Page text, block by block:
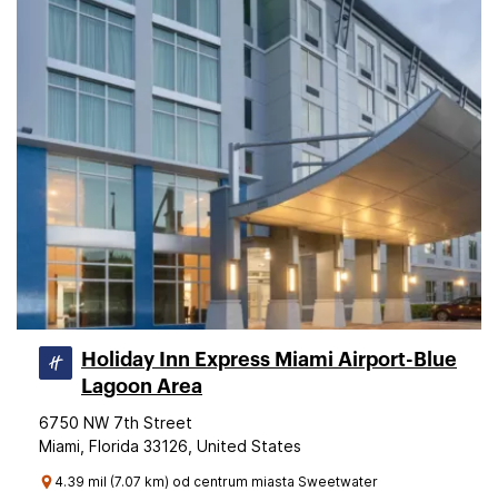
Holiday Inn Express Miami Airport-Blue
Lagoon Area
6750 NW 7th Street
Miami, Florida 33126, United States
4.39 mil (7.07 km) od centrum miasta Sweetwater